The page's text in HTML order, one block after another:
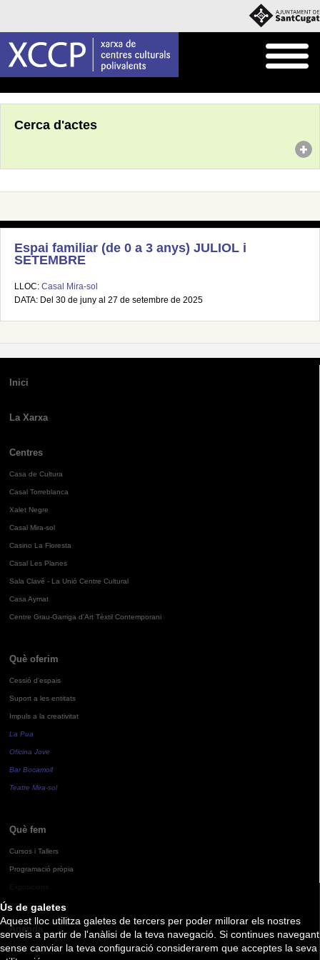
Ús de galetes
Aquest lloc utilitza galetes de tercers per poder millorar els nostres
serveis a partir de l'anàlisi de la teva navegació. Si continues navegant
sense canviar la teva configuració considerarem que acceptes la seva
Cerca d'actes
Espai familiar (de 0 a 3 anys) JULIOL i
SETEMBRE
LLOC: Casal Mira-sol
DATA: Del 30 de juny al 27 de setembre de 2025
Inici
La Xarxa
Centres
Casa de Cultura
Casal Torreblanca
Xalet Negre
Casal Mira-sol
Casino La Floresta
Casal Les Planes
Sala Clavé - La Unió Centre Cultural
Casa Aymat
Centre Grau-Garriga d'Art Tèxtil Contemporani
Què oferim
Cessió d'espais
Suport a les entitats
Impuls a la creativitat
La Pua
Oficina Jove
Bar Bocamoll
Teatre Mira-sol
Què fem
Cursos i Tallers
Programació pròpia
Agenda